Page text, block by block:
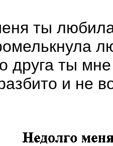
ты
друга ты
и не